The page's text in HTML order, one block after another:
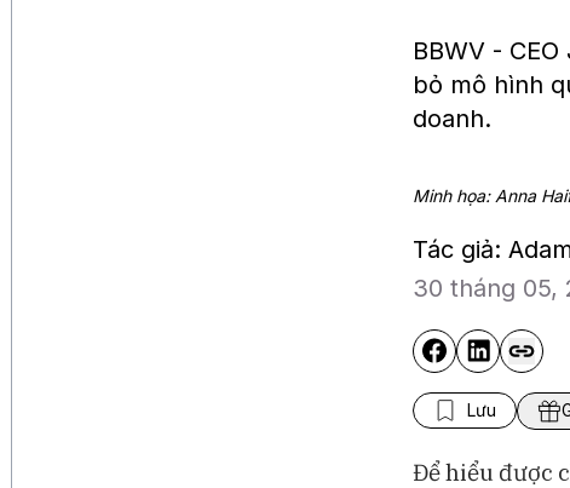
BBWV -
bỏ mô hình
doanh.
Minh họa: Anna
Tác giả:
30 tháng 05,
Lưu
Để hiểu được